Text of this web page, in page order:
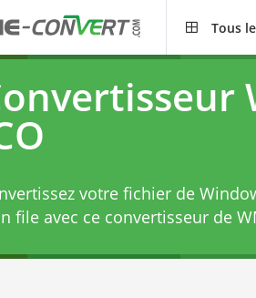
Tous
votre fichier de
file avec ce convertisseur de